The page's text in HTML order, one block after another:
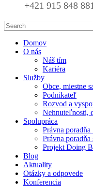
+421 915 848 881
Domov
O nás
Náš tím
Kariéra
Služby
Obce, miestne
Podnikateľ
Rozvod a
Nehnuteľnosti,
Spolupráca
Právna
Právna poradňa
Projekt Doing
Blog
Aktuality
Otázky a odpovede
Konferencia